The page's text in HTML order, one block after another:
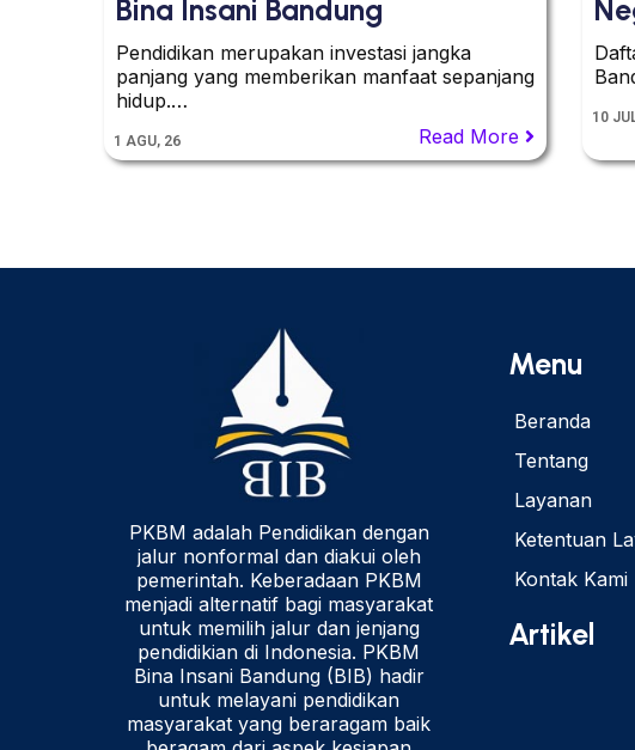
Bina Insani Bandung
1 AGU, 26
Pendidikan merupakan investasi jangka
panjang yang memberikan manfaat sepanjang
hidup.…
Read More
10
PKBM adalah Pendidikan dengan
jalur nonformal dan diakui oleh
pemerintah. Keberadaan PKBM
menjadi alternatif bagi masyarakat
untuk memilih jalur dan jenjang
pendidikian di Indonesia. PKBM
Bina Insani Bandung (BIB) hadir
untuk melayani pendidikan
masyarakat yang beraragam baik
Menu
Beranda
Tentang
Layanan
Ketentuan
Kontak Kami
Artikel